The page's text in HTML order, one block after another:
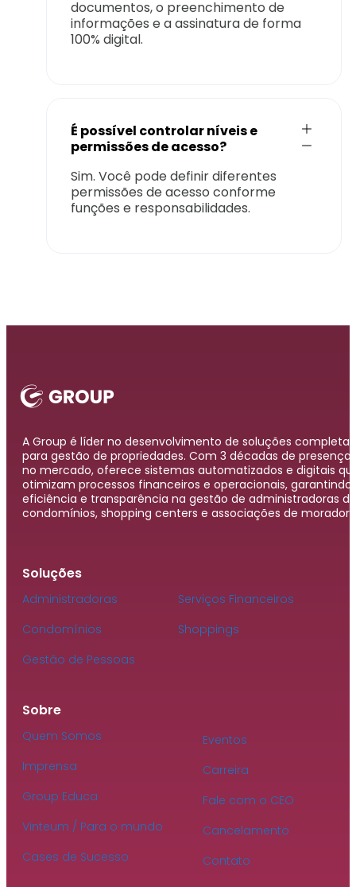
documentos, o preenchimento de
informações e a assinatura de forma
100% digital.
É possível controlar níveis e
permissões de acesso?
Sim. Você pode definir diferentes
permissões de acesso conforme
funções e responsabilidades.
A Group é líder no desenvolvimento de soluções completas
para gestão de propriedades. Com 3 décadas de presença
no mercado, oferece sistemas automatizados e digitais
otimizam processos financeiros e operacionais, garantindo
eficiência e transparência na gestão de administradoras de
condomínios, shopping centers e associações de
Soluções
Administradoras
Condomínios
Gestão de Pessoas
Serviços Financeiros
Shoppings
Sobre
Quem Somos
Imprensa
Group Educa
Vinteum / Para o mundo
Cases de Sucesso
Eventos
Carreira
Fale com o CEO
Cancelamento
Contato